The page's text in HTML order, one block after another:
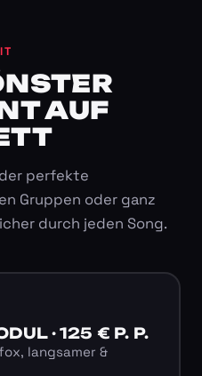
AUF
perfekte
Gruppen oder ganz
durch jeden Song.
· 125 € P. P.
langsamer &